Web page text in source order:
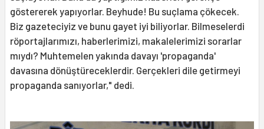
göstererek yapıyorlar. Beyhude! Bu suçlama çökecek.
Biz gazeteciyiz ve bunu gayet iyi biliyorlar. Bilmeselerdi
röportajlarımızı, haberlerimizi, makalelerimizi sorarlar
mıydı? Muhtemelen yakında davayı 'propaganda'
davasına dönüştüreceklerdir. Gerçekleri dile getirmeyi
propaganda sanıyorlar," dedi.